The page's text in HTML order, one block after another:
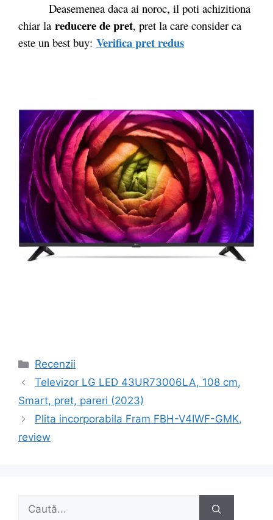
Deasemenea daca ai noroc, il poti achizitiona
chiar la reducere de pret, pret la care consider ca
este un best buy: Verifica pret redus
Categorii
Recenzii
Navigare
în
Televizor LG LED 43UR73006LA, 108 cm,
Smart, pret, pareri (2023)
Plita incorporabila Fram FBH-V4IWF-GMK,
review
Caută